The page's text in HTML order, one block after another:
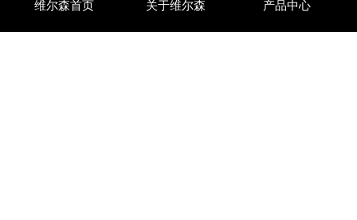
维尔森首页 关于维尔森 产品中心